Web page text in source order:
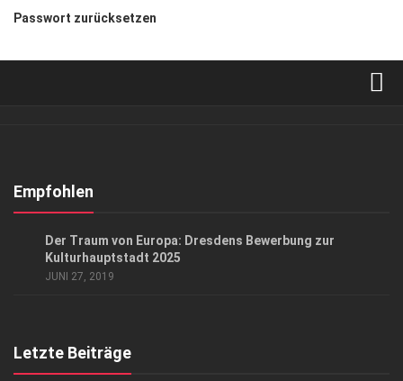
Passwort zurücksetzen
Kontakt, Impressum
Empfohlen
Der Traum von Europa: Dresdens Bewerbung zur
Kulturhauptstadt 2025
JUNI 27, 2019
Letzte Beiträge